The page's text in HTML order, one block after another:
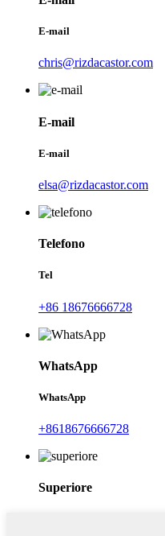
E-mail
chris@rizdacastor.com
E-mail
E-mail
elsa@rizdacastor.com
Telefono
Tel
+86 18676666728
WhatsApp
WhatsApp
+8618676666728
Superiore